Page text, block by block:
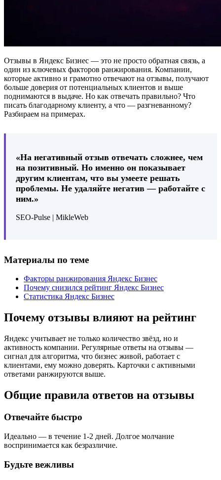
Отзывы в Яндекс Бизнес — это не просто обратная связь, а
один из ключевых факторов ранжирования. Компании,
которые активно и грамотно отвечают на отзывы, получают
больше доверия от потенциальных клиентов и выше
поднимаются в выдаче. Но как отвечать правильно? Что
писать благодарному клиенту, а что — разгневанному?
Разбираем на примерах.
«На негативный отзыв отвечать сложнее, чем
на позитивный. Но именно он показывает
другим клиентам, что вы умеете решать
проблемы. Не удаляйте негатив — работайте с
ним.»
SEO-Pulse | MikleWeb
Материалы по теме
Факторы ранжирования Яндекс Бизнес
Почему снизился рейтинг Яндекс Бизнес
Статистика Яндекс Бизнес
Почему отзывы влияют на рейтинг
Яндекс учитывает не только количество звёзд, но и
активность компании. Регулярные ответы на отзывы —
сигнал для алгоритма, что бизнес живой, работает с
клиентами, ему можно доверять. Карточки с активными
ответами ранжируются выше.
Общие правила ответов на отзывы
Отвечайте быстро
Идеально — в течение 1-2 дней. Долгое молчание
воспринимается как безразличие.
Будьте вежливы